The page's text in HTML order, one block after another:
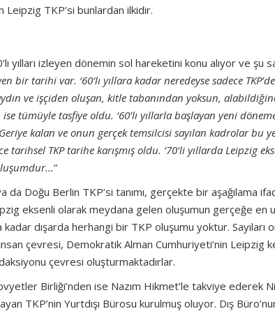
Leipzig TKP’si bunlardan ilkidir.
yılları izleyen dönemin sol hareketini konu alıyor ve şu
bir tarihi var. ‘60’lı yıllara kadar neredeyse sadece
ve işçiden oluşan, kitle tabanından yoksun,
tümüyle tasfiye oldu. ‘60’lı yıllarla başlayan yeni
kalan ve onun gerçek temsilcisi sayılan kadrolar bu
tarihsel TKP tarihe karışmış oldu. ‘70’li yıllarda Leipzig
”
da Doğu Berlin TKP’si tanımı, gerçekte bir aşağılama
eksenli olarak meydana gelen oluşumun gerçeğe en
dışarda herhangi bir TKP oluşumu yoktur. Sayıları
çevresi, Demokratik Alman Cumhuriyeti’nin Leipzig
çevresi oluşturmaktadırlar.
Birliği’nden ise Nazım Hikmet’le takviye ederek
TKP’nin Yurtdışı Bürosu kurulmuş oluyor. Dış